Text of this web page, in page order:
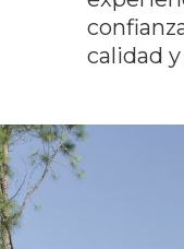
calidad